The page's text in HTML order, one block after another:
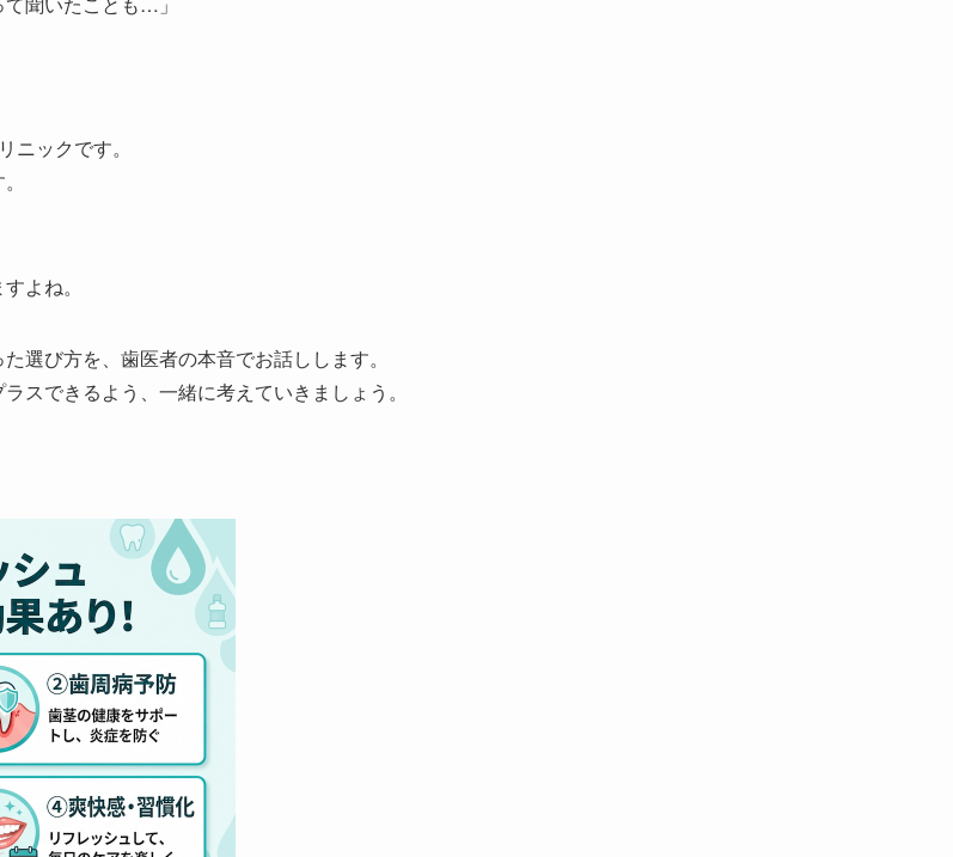
ックです。
よね。
選び方を、歯医者の本音でお話しします。
スできるよう、一緒に考えていきましょう。